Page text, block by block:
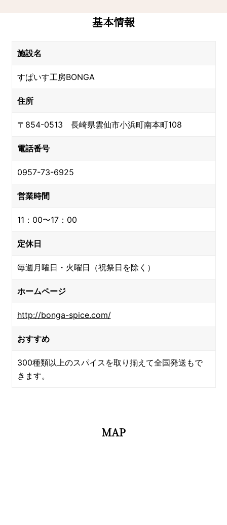
基本情報
施設名
すぱいす工房BONGA
住所
〒854-0513 長崎県雲仙市小浜町南本町108
電話番号
0957-73-6925
営業時間
11：00〜17：00
定休日
毎週月曜日・火曜日（祝祭日を除く）
ホームページ
http://bonga-spice.com/
おすすめ
300種類以上のスパイスを取り揃えて全国発送もで
きます。
MAP